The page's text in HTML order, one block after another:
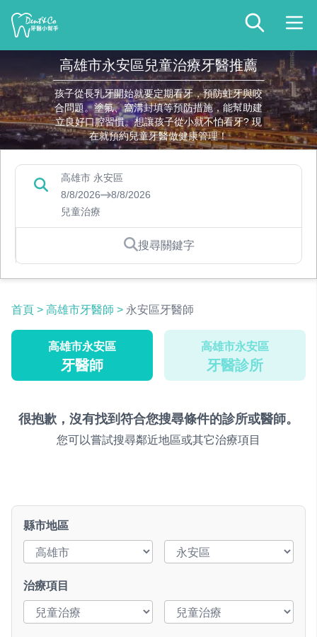
高雄市永安區兒童治療牙醫推薦
孩子從長乳牙開始就要定期看牙，預防蛀牙與咬
合問題。塗氟、窩溝封填等預防措施，能幫助建
立良好口腔習慣。想讓孩子從小就不怕看牙? 現
在就預約兒童牙醫做健康管理！
高雄市 永安區
8/8/2026
8/8/2026
兒童治療
搜尋關鍵字
首頁 > 高雄市牙醫師 > 永安區牙醫師
高雄市永安區
牙醫師
高雄市永安區
牙醫診所
很抱歉，沒有找到符合您搜尋條件的診所或醫師。
您可以嘗試搜尋鄰近地區或其它治療項目
縣市地區
治療項目